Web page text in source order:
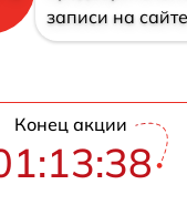
записи на сайте
Конец акции